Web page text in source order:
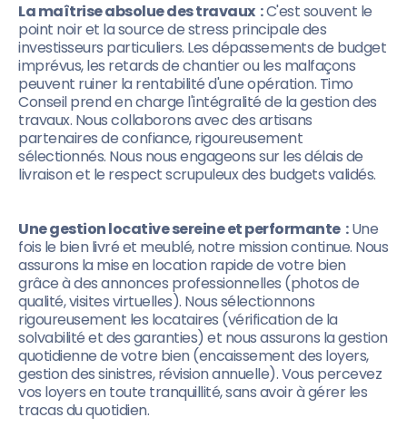
La maîtrise absolue des travaux :C'est souvent le
point noir et la source de stress principale des
investisseurs particuliers. Les dépassements de budget
imprévus, les retards de chantier ou les malfaçons
peuvent ruiner la rentabilité d'une opération. Timo
Conseil prend en charge l'intégralité de la gestion des
travaux. Nous collaborons avec des artisans
partenaires de confiance, rigoureusement
sélectionnés. Nous nous engageons sur les délais de
livraison et le respect scrupuleux des budgets validés.
Une gestion locative sereine et performante :Une
fois le bien livré et meublé, notre mission continue. Nous
assurons la mise en location rapide de votre bien
grâce à des annonces professionnelles (photos de
qualité, visites virtuelles). Nous sélectionnons
rigoureusement les locataires (vérification de la
solvabilité et des garanties) et nous assurons la gestion
quotidienne de votre bien (encaissement des loyers,
gestion des sinistres, révision annuelle). Vous percevez
vos loyers en toute tranquillité, sans avoir à gérer les
tracas du quotidien.